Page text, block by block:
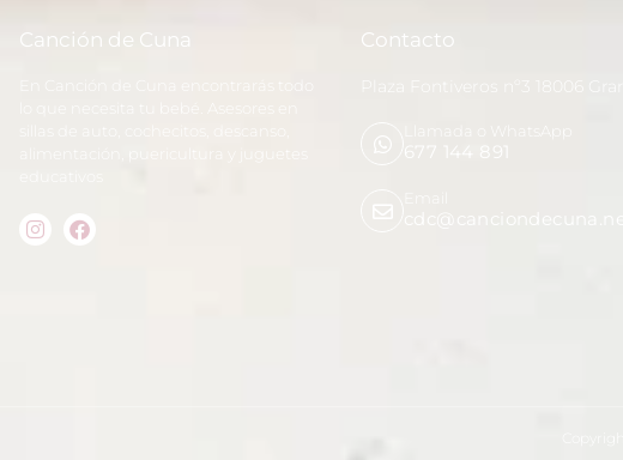
Canción de Cuna
En Canción de Cuna encontrarás todo
alimentación, puericultura y juguetes
Contacto
Plaza Fontiveros nº3 18006
Llamada o WhatsApp
677 144 891
cdc@canciondecuna.net